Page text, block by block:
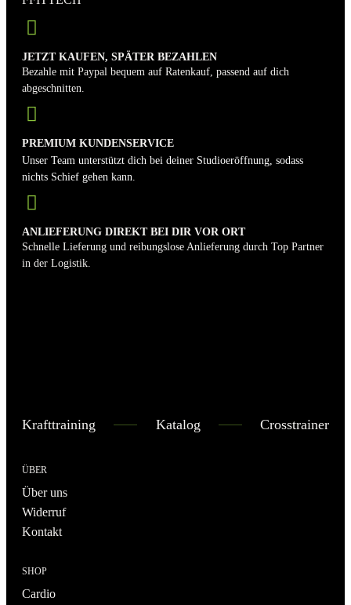
JETZT KAUFEN, SPÄTER BEZAHLEN
Bezahle mit Paypal bequem auf Ratenkauf, passend auf dich
abgeschnitten.
PREMIUM KUNDENSERVICE
Unser Team unterstützt dich bei deiner Studioeröffnung, sodass
nichts Schief gehen kann.
ANLIEFERUNG DIREKT BEI DIR VOR ORT
Schnelle Lieferung und reibungslose Anlieferung durch Top Partner
in der Logistik.
Krafttraining Katalog Crosstrainer
ÜBER
Über uns
Widerruf
Kontakt
SHOP
Cardio